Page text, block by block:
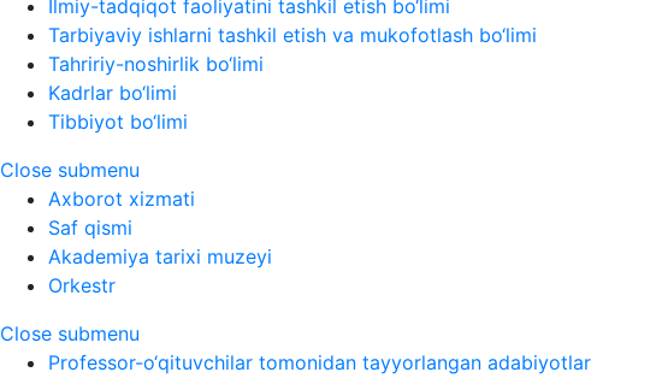
Ilmiy-tadqiqot faoliyatini tashkil etish bo‘limi
Tarbiyaviy ishlarni tashkil etish va mukofotlash bo‘limi
Tahririy-noshirlik bo‘limi
Kadrlar bo‘limi
Tibbiyot bo‘limi
Close submenu
Axborot xizmati
Saf qismi
Akademiya tarixi muzeyi
Orkestr
Close submenu
Professor-o‘qituvchilar tomonidan tayyorlangan adabiyotlar